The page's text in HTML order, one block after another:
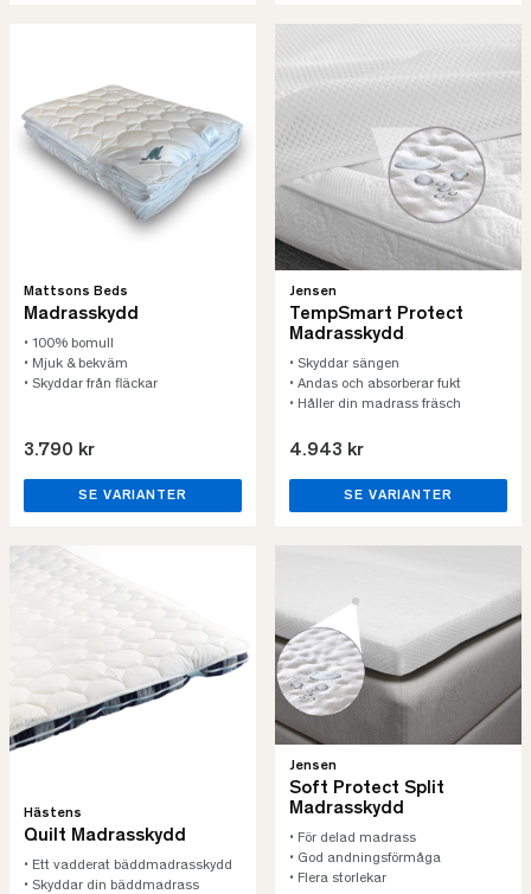
Mattsons Beds
Madrasskydd
• 100% bomull
• Mjuk & bekväm
• Skyddar från fläckar
3.790 kr
SE VARIANTER
Jensen
TempSmart Protect
Madrasskydd
• Skyddar sängen
• Andas och absorberar fukt
• Håller din madrass fräsch
4.943 kr
SE VARIANTER
Hästens
Quilt Madrasskydd
• Ett vadderat bäddmadrasskydd
• Skyddar din bäddmadrass
Jensen
Soft Protect Split
Madrasskydd
• För delad madrass
• God andningsförmåga
• Flera storlekar